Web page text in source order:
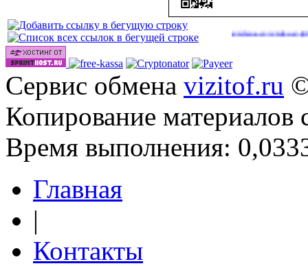
http://onlinevideos.cc/go/out.php(45)|http://onlinevideos.cc/videos/(47)|http://
Сервис обмена vizitof.ru
Копирование материалов
Время выполнения:
Главная
|
Контакты